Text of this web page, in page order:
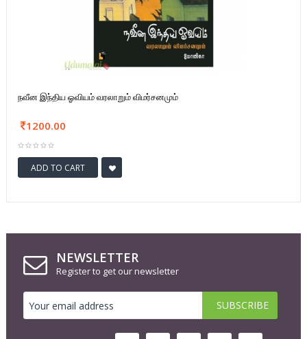
நவீன இந்திய ஓவியம் வரலாறும் விமர்சனமும்
1200.00
ADD TO CART
NEWSLETTER
Register to get our newsletter